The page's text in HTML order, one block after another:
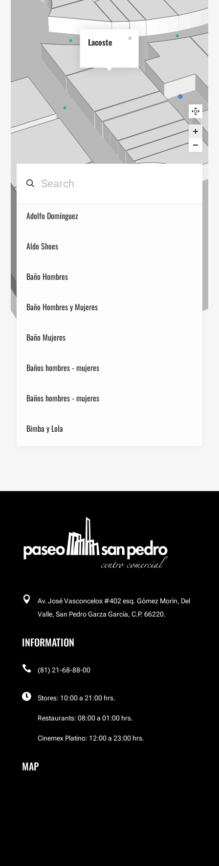
Lacoste
Adolfo Domínguez
Aldo Shoes
Baño Hombres
Baño Hombres y Mujeres
Baño Mujeres
Baños hombres - mujeres
Baños hombres - mujeres
Bimba y Lola
Breitling
Carl´s Jr
Cinemex Platino
Corso
El Palacio de Hierro
El Palacio de Hierro
El Palacio de Hierro
EMWA

Av. José Vasconcelos #402 esq. Gómez Morín, Del
Valle, San Pedro Garza García, C.P. 66220.
INFORMATION
 (81) 21-68-88-00
 Stores: 10:00 a 21:00 hrs.
Restaurants: 08:00 a 01:00 hrs.
Cinemex Platino: 12:00 a 23:00 hrs.
MAP